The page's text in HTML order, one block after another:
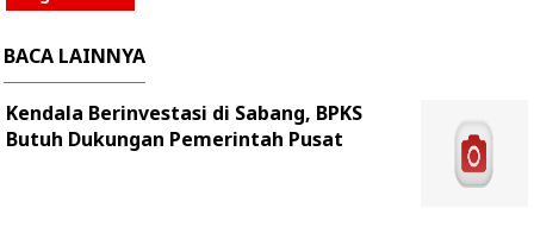
BACA LAINNYA
Kendala Berinvestasi di Sabang, BPKS
Butuh Dukungan Pemerintah Pusat